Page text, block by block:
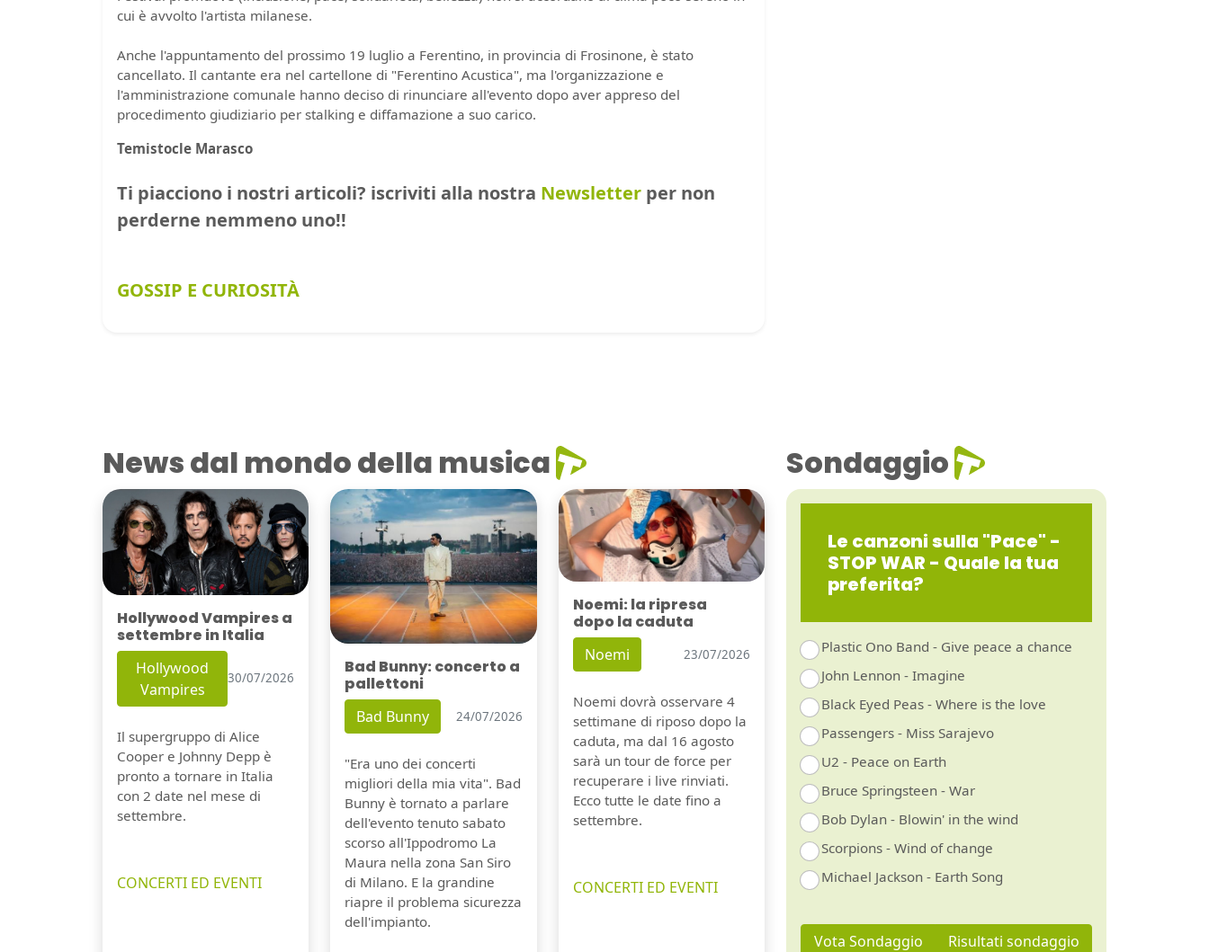
cui è avvolto l'artista milanese.
Anche l'appuntamento del prossimo 19 luglio a Ferentino, in provincia di Frosinone, è stato
cancellato. Il cantante era nel cartellone di "Ferentino Acustica", ma l'organizzazione e
l'amministrazione comunale hanno deciso di rinunciare all'evento dopo aver appreso del
procedimento giudiziario per stalking e diffamazione a suo carico.
Temistocle Marasco
Ti piacciono i nostri articoli? iscriviti alla nostra Newsletter per non
perderne nemmeno uno!!
GOSSIP E CURIOSITÀ
News dal mondo della musica
Hollywood Vampires a
settembre in Italia
Hollywood
Vampires
30/07/2026
Il supergruppo di Alice
Cooper e Johnny Depp è
pronto a tornare in Italia
con 2 date nel mese di
settembre.
CONCERTI ED EVENTI
Bad Bunny: concerto a
pallettoni
Bad Bunny 24/07/2026
"Era uno dei concerti
migliori della mia vita". Bad
Bunny è tornato a parlare
dell'evento tenuto sabato
scorso all'Ippodromo La
Maura nella zona San Siro
di Milano. E la grandine
riapre il problema sicurezza
dell'impianto.
Noemi: la ripresa
dopo la caduta
Noemi 23/07/2026
Noemi dovrà osservare 4
settimane di riposo dopo la
caduta, ma dal 16 agosto
sarà un tour de force per
recuperare i live rinviati.
Ecco tutte le date fino a
settembre.
CONCERTI ED EVENTI
Sondaggio
Le canzoni sulla "Pace" -
STOP WAR - Quale la tua
preferita?
Plastic Ono Band - Give peace a chance
John Lennon - Imagine
Black Eyed Peas - Where is the love
Passengers - Miss Sarajevo
U2 - Peace on Earth
Bruce Springsteen - War
Bob Dylan - Blowin' in the wind
Scorpions - Wind of change
Michael Jackson - Earth Song
Vota Sondaggio Risultati sondaggio